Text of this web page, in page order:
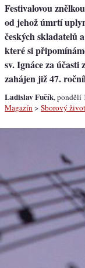
Festivalovou
od jehož úmrtí
českých skladatelů
které si
sv. Ignáce za
zahájen již 47.
Ladislav Fučík, pondělí
Magazín > Sborový život